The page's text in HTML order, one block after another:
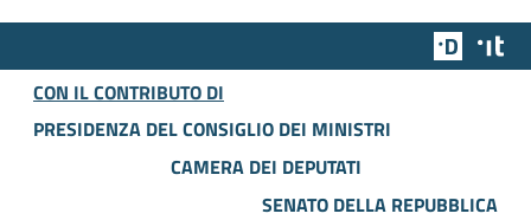
Team
CON IL CONTRIBUTO DI
PRESIDENZA DEL CONSIGLIO DEI MINISTRI
CAMERA DEI DEPUTATI
SENATO DELLA REPUBBLICA